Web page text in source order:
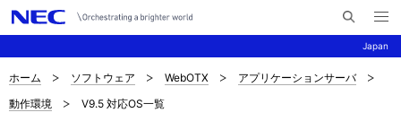
Japan
イ
メ
ニ
ュ
ナ
ビ
サ
イ
ホーム ソフトウェア WebOTX
アプリケーションサーバ
動作環境
V9.5 対応OS一覧